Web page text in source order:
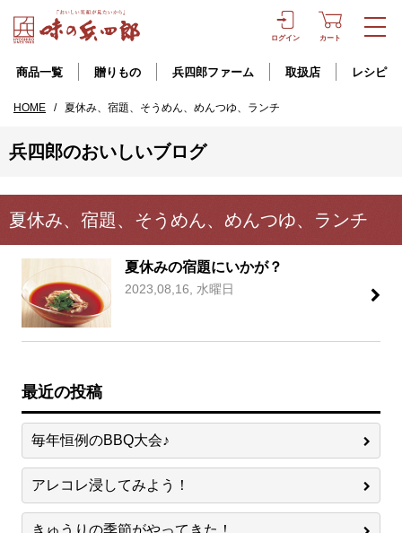
ログイン カート
商品一覧 贈りもの 兵四郎ファーム 取扱店 レシピ
HOME / 夏休み、宿題、そうめん、めんつゆ、ランチ
兵四郎のおいしいブログ
夏休み、宿題、そうめん、めんつゆ、ランチ
夏休みの宿題にいかが？
2023,08,16, 水曜日
最近の投稿
毎年恒例のBBQ大会♪
アレコレ浸してみよう！
きゅうりの季節がやってきた！